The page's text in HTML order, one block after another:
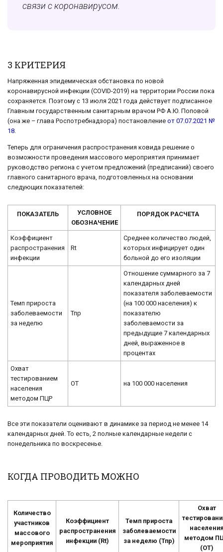
связи с коронавирусом.
3 КРИТЕРИЯ
Напряженная эпидемическая обстановка по новой
коронавирусной инфекции (COVID-2019) на территории России пока
сохраняется. Поэтому с 13 июля 2021 года действует подписанное
Главным государственным санитарным врачом РФ А.Ю. Поповой
(она же – глава Роспотребнадзора) постановление от 07.07.2021 №
18.
Теперь для ограничения распространения ковида решение о
возможности проведения массового мероприятия принимает
руководство региона с учетом предложений (предписаний) своего
главного санитарного врача, подготовленных на основании
следующих показателей:
ПОКАЗАТЕЛЬ
УСЛОВНОЕ
ОБОЗНАЧЕНИЕ
ПОРЯДОК РАСЧЕТА
Коэффициент
распространения
инфекции
Rt
Среднее количество людей,
которых инфицирует один
больной до его изоляции
Темп прироста
заболеваемости
за неделю
Тпр
Отношение суммарного за 7
календарных дней
показателя заболеваемости
(на 100 000 населения) к
показателю
заболеваемости за
предыдущие 7 календарных
дней, выраженное в
процентах
Охват
тестированием
населения
методом ПЦР
ОТ на 100 000 населения
Все эти показатели оценивают в динамике за период не менее 14
календарных дней. То есть, 2 полные календарные недели с
понедельника по воскресенье.
КОГДА ПРОВОДИТЬ МОЖНО
Количество
участников
массового
мероприятия
Коэффициент
распространения
инфекции (Rt)
Темп прироста
заболеваемости
за неделю (Тпр)
Охват
методом
(ОТ)